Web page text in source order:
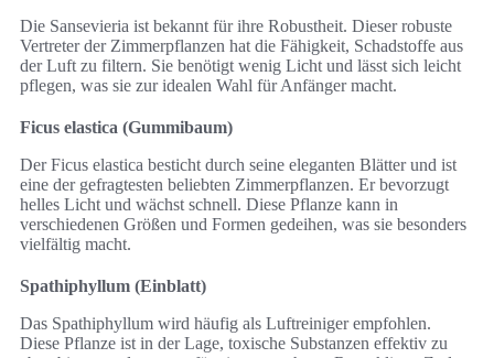
Die Sansevieria ist bekannt für ihre Robustheit. Dieser robuste
Vertreter der Zimmerpflanzen hat die Fähigkeit, Schadstoffe aus
der Luft zu filtern. Sie benötigt wenig Licht und lässt sich leicht
pflegen, was sie zur idealen Wahl für Anfänger macht.
Ficus elastica (Gummibaum)
Der Ficus elastica besticht durch seine eleganten Blätter und ist
eine der gefragtesten beliebten Zimmerpflanzen. Er bevorzugt
helles Licht und wächst schnell. Diese Pflanze kann in
verschiedenen Größen und Formen gedeihen, was sie besonders
vielfältig macht.
Spathiphyllum (Einblatt)
Das Spathiphyllum wird häufig als Luftreiniger empfohlen.
Diese Pflanze ist in der Lage, toxische Substanzen effektiv zu